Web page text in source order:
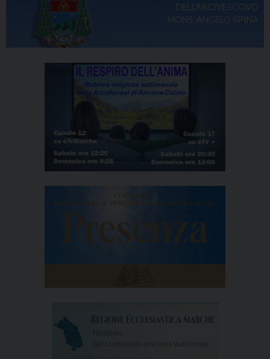
DELL'ARCIVESCOVO
MONS. ANGELO SPINA